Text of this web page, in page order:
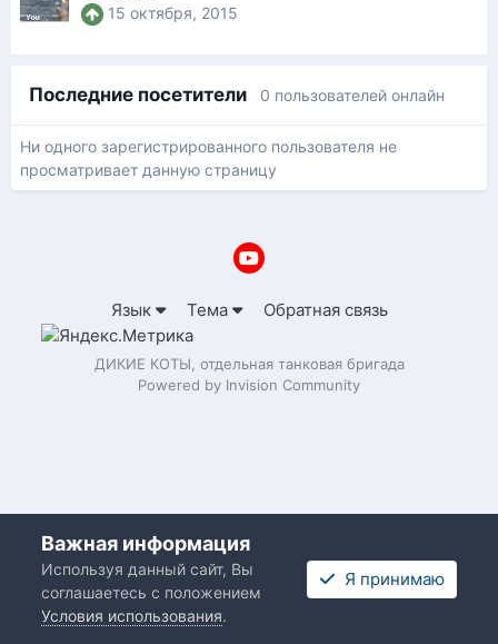
15 октября, 2015
Последние посетители 0 пользователей онлайн
Ни одного зарегистрированного пользователя не
просматривает данную страницу
Язык Тема Обратная связь
ДИКИЕ КОТЫ, отдельная танковая бригада
Powered by Invision Community
Важная информация
Используя данный сайт, Вы
соглашаетесь с положением
Условия использования.
Я принимаю